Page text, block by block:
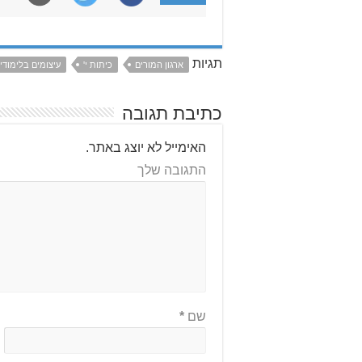
תגיות ארגון המורים כיתות י' עיצומים
כתיבת תגובה
האימייל לא יוצג באתר.
התגובה שלך
שם*